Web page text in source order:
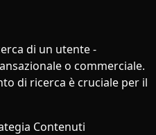
di un utente -
o commerciale.
di ricerca è cruciale per il
Contenuti